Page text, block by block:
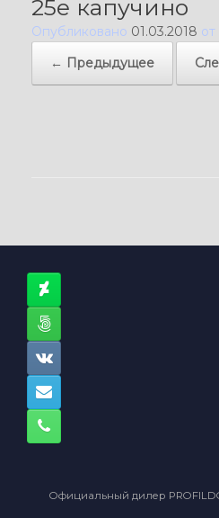
25е капучино
Опубликовано 01.03.2018 от
← Предыдущее
Официальный дилер